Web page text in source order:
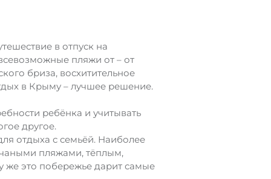
в отпуск на
пляжи от – от
бриза, восхитительное
в Крыму – лучшее решение.
ребёнка и учитывать
другое.
отдыха с семьёй. Наиболее
пляжами, тёплым,
же это побережье дарит самые